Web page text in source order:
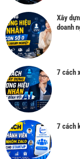
Xây
doanh
7 cách
7 cách